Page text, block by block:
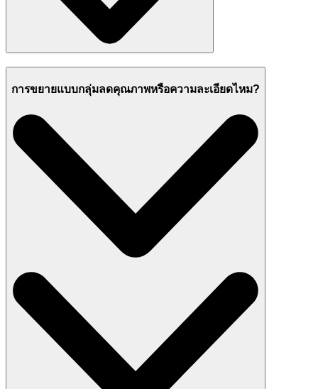
การขยายแบบกลุ่มลดคุณภาพหรือความละเอียดไหม?